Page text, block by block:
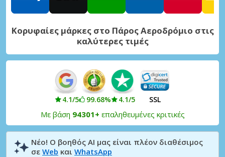
Κορυφαίες μάρκες στο Πάρος Αεροδρόμιο στις
καλύτερες τιμές
4.1/5 99.68% 4.1/5 SSL
Με βάση 94301+ επαληθευμένες κριτικές
Νέο! Ο βοηθός AI μας είναι πλέον διαθέσιμος
σε Web και WhatsApp